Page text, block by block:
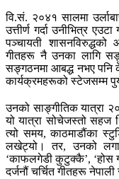
वि.सं. २०४१ सालमा
उत्तीर्ण गर्दा उनीभित्र
पञ्चायती शासनविरुद्धको
गीतहरू नै उनका लागि
सङ्गठनमा आबद्ध नभए पनि
कार्यक्रमहरूको स्टेजसम्म
उनको साङ्गीतिक यात्रा
यो यात्रा सोचेजस्तो सहज
त्यो समय, काठमाडौंका
लखेट्यो। तर, उनको
‘काफलगेडी कुटुक्कै’, ‘होस
दर्जनौं चर्चित गीतहरू